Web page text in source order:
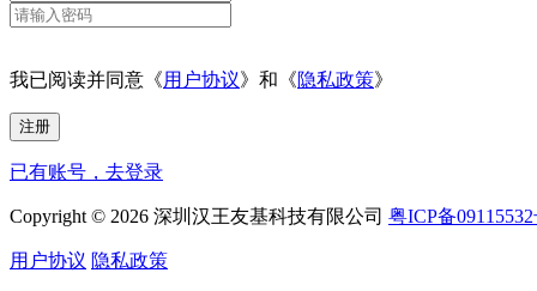
我已阅读并同意《用户协议》和《隐私政策》
已有账号，去登录
Copyright © 2026 深圳汉王友基科技有限公司 粤ICP备
用户协议 隐私政策